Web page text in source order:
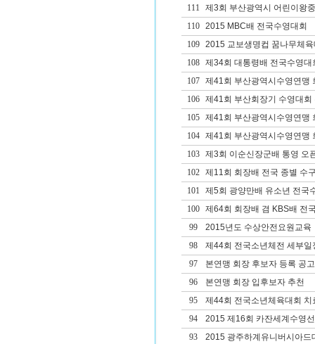
111
제3회 부산광역시 어린이왕
110
2015 MBC배 전국수영대회
109
2015 교보생명컵 꿈나무체
108
제34회 대통령배 전국수영대
107
제41회 부산광역시수영연맹
106
제41회 부산회장기 수영대회
105
제41회 부산광역시수영연맹
104
제41회 부산광역시수영연맹
103
제3회 이순신장군배 통영 오
102
제11회 회장배 전국 종별 수
101
제5회 광양만배 유소년 전국
100
제64회 회장배 겸 KBS배 전
99
2015년도 수상안전요원교육
98
제44회 전국소년체전 세부일
97
본연맹 회장 후보자 등록 공고
96
본연맹 회장 입후보자 추천
95
제44회 전국소년체육대회
94
2015 제16회 카잔세계수영
93
2015 광주하계유니버시아드